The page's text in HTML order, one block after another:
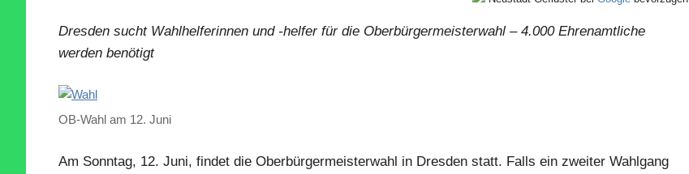
Dresden sucht Wahlhelferinnen und -helfer für die Oberbürgermeisterwahl – 4.000 Ehrenamtliche
werden benötigt
OB-Wahl am 12. Juni
Am Sonntag, 12. Juni, findet die Oberbürgermeisterwahl in Dresden statt. Falls ein zweiter Wahlgang